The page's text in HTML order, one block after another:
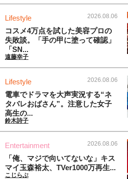
Lifestyle 2026.08.06
コスメ4万点を試した美容プロの
失敗談。「手の甲に塗って確認」
「SN...
遠藤幸子
Lifestyle 2026.08.06
電車でドラマを大声実況する“ネ
タバレおばさん”。注意した女子
高生の...
鈴木詩子
Entertainment 2026.08.06
「俺、マジで向いてないな」キス
マイ玉森裕太、TVer1000万再生...
こじらぶ